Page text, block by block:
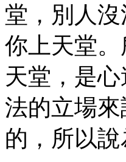
堂，別人
你上天堂
天堂，是
法的立場
的，所以說